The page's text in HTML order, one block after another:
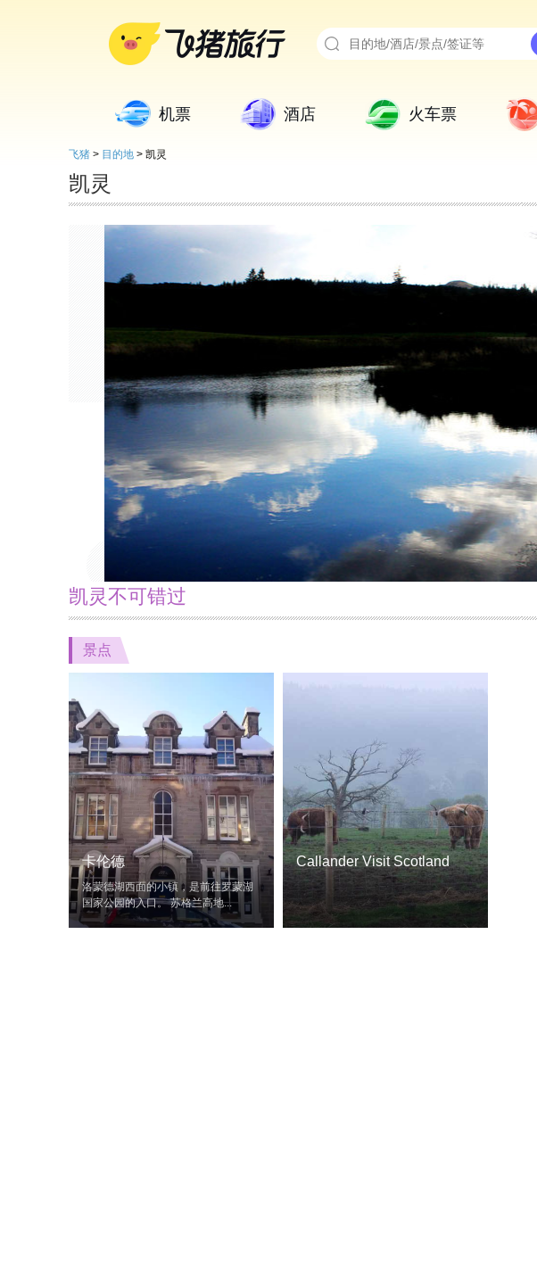
机票 酒店 火车票
飞猪 > 目的地 > 凯灵
凯灵
凯灵不可错过
景点
卡伦德
洛蒙德湖西面的小镇，是前往罗蒙湖
国家公园的入口。 苏格兰高地...
Callander Visit Scotland
Information Centre